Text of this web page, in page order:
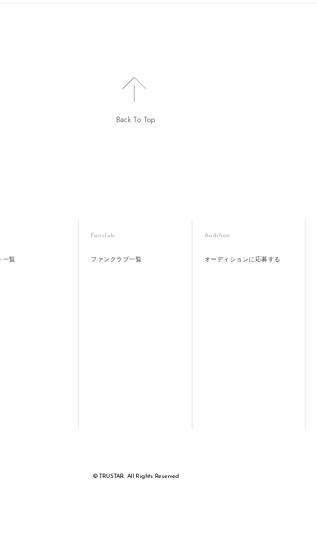
Back To Top
一覧
Fanclub
ファンクラブ一覧
Audition
オーディションに応募する
© TRUSTAR. All Rights Reserved